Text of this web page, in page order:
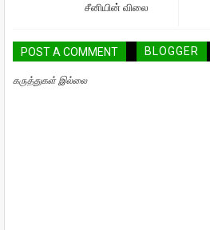
சீனியின் விலை
POST A COMMENT BLOGGER
கருத்துகள் இல்லை